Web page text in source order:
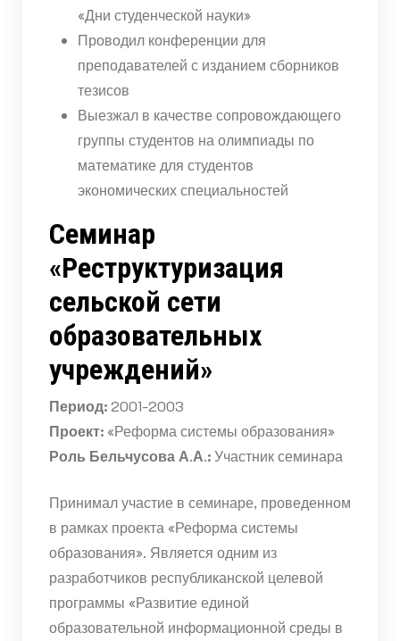
«Дни студенческой науки»
Проводил конференции для
преподавателей с изданием сборников
тезисов
Выезжал в качестве сопровождающего
группы студентов на олимпиады по
математике для студентов
экономических специальностей
Семинар
«Реструктуризация
сельской сети
образовательных
учреждений»
Период:2001-2003
Проект:«Реформа системы образования»
Роль Бельчусова А.А.:Участник семинара
Принимал участие в семинаре, проведенном
в рамках проекта «Реформа системы
образования». Является одним из
разработчиков республиканской целевой
программы «Развитие единой
образовательной информационной среды в